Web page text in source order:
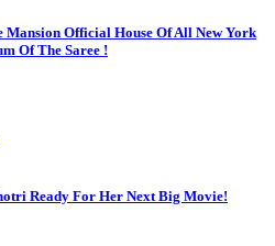
Official House Of All New York
Of The Saree !
Ready For Her Next Big Movie!